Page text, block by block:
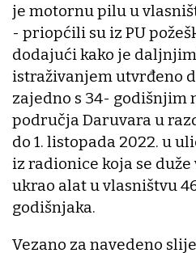
je motornu pilu u
- priopćili su iz PU
dodajući kako je
istraživanjem utvrđeno
zajedno s 34- godišnjim
područja Daruvara u
do 1. listopada 2022. u
iz radionice koja se
ukrao alat u vlasništvu
godišnjaka.
Vezano za navedeno